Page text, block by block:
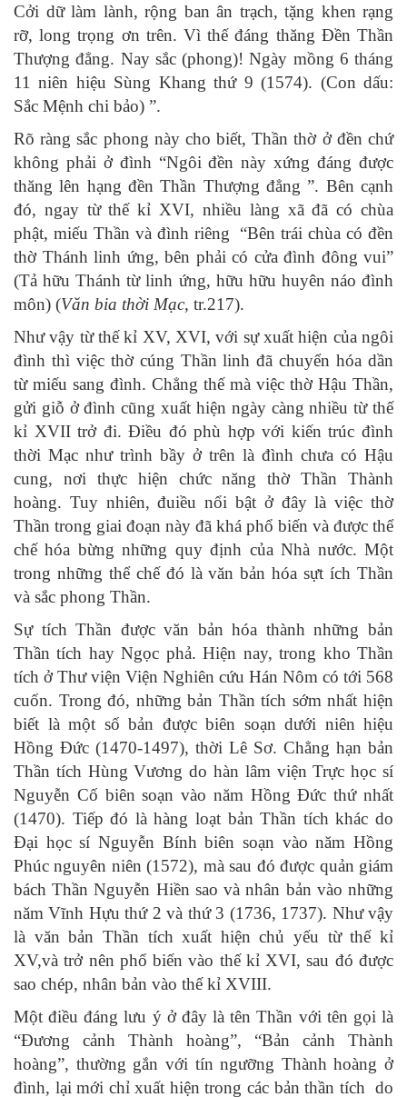
Cởi dữ làm lành, rộng ban ân trạch, tặng khen rạng
rỡ, long trọng ơn trên. Vì thế đáng thăng Đền Thần
Thượng đẳng. Nay sắc (phong)! Ngày mồng 6 tháng
11 niên hiệu Sùng Khang thứ 9 (1574). (Con dấu:
Sắc Mệnh chi bảo) ”.
Rõ ràng sắc phong này cho biết, Thần thờ ở đền chứ
không phải ở đình “Ngôi đền này xứng đáng được
thăng lên hạng đền Thần Thượng đẳng ”. Bên cạnh
đó, ngay từ thế kỉ XVI, nhiều làng xã đã có chùa
phật, miếu Thần và đình riêng “Bên trái chùa có đền
thờ Thánh linh ứng, bên phải có cửa đình đông vui”
(Tả hữu Thánh từ linh ứng, hữu hữu huyên náo đình
môn) (Văn bia thời Mạc, tr.217).
Như vậy từ thế kỉ XV, XVI, với sự xuất hiện của ngôi
đình thì việc thờ cúng Thần linh đã chuyển hóa dần
từ miếu sang đình. Chẳng thế mà việc thờ Hậu Thần,
gửi giỗ ở đình cũng xuất hiện ngày càng nhiều từ thế
kỉ XVII trở đi. Điều đó phù hợp với kiến trúc đình
thời Mạc như trình bầy ở trên là đình chưa có Hậu
cung, nơi thực hiện chức năng thờ Thần Thành
hoàng. Tuy nhiên, đuiều nổi bật ở đây là việc thờ
Thần trong giai đoạn này đã khá phổ biến và được thể
chế hóa bừng những quy định của Nhà nước. Một
trong những thể chế đó là văn bản hóa sựt ích Thần
và sắc phong Thần.
Sự tích Thần được văn bản hóa thành những bản
Thần tích hay Ngọc phả. Hiện nay, trong kho Thần
tích ở Thư viện Viện Nghiên cứu Hán Nôm có tới 568
cuốn. Trong đó, những bản Thần tích sớm nhất hiện
biết là một số bản được biên soạn dưới niên hiệu
Hồng Đức (1470-1497), thời Lê Sơ. Chẳng hạn bản
Thần tích Hùng Vương do hàn lâm viện Trực học sí
Nguyễn Cố biên soạn vào năm Hồng Đức thứ nhất
(1470). Tiếp đó là hàng loạt bản Thần tích khác do
Đại học sí Nguyễn Bính biên soạn vào năm Hồng
Phúc nguyên niên (1572), mà sau đó được quản giám
bách Thần Nguyễn Hiền sao và nhân bản vào những
năm Vĩnh Hựu thứ 2 và thứ 3 (1736, 1737). Như vậy
là văn bản Thần tích xuất hiện chủ yếu từ thế kỉ
XV,và trở nên phổ biến vào thế kỉ XVI, sau đó được
sao chép, nhân bản vào thế kỉ XVIII.
Một điều đáng lưu ý ở đây là tên Thần với tên gọi là
“Đương cảnh Thành hoàng”, “Bản cảnh Thành
hoàng”, thường gắn với tín ngưỡng Thành hoàng ở
đình, lại mới chỉ xuất hiện trong các bản thần tích do